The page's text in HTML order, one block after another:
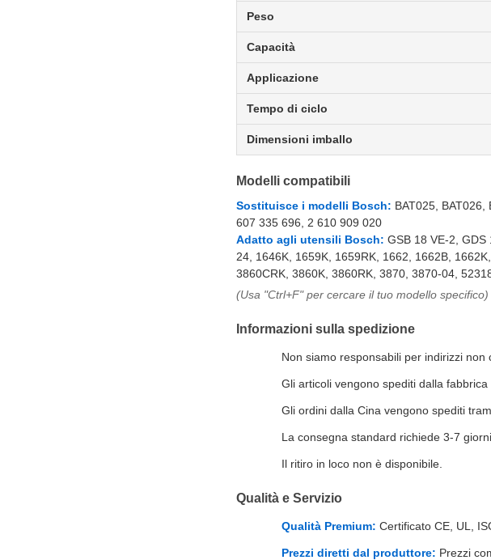
Peso
Capacità
Applicazione
Tempo di ciclo
Dimensioni imballo
Modelli compatibili
Sostituisce i modelli Bosch: BAT025,
607 335 696, 2 610 909 020
Adatto agli utensili Bosch: GSB 18 VE-2,
24, 1646K, 1659K, 1659RK, 1662, 1662B,
3860CRK, 3860K, 3860RK, 3870, 3870-04,
(Usa "Ctrl+F" per cercare il tuo modello specifico)
Informazioni sulla spedizione
Non siamo responsabili per indirizzi
Gli articoli vengono spediti dalla
Gli ordini dalla Cina vengono spediti
La consegna standard richiede 3-7
Il ritiro in loco non è disponibile.
Qualità e Servizio
Qualità Premium: Certificato CE, UL,
Prezzi diretti dal produttore: Prezzi